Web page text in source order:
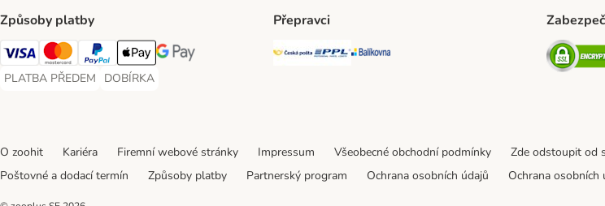
Způsoby platby
Visa Payment Method
Mastercard Payment Method
PayPal Payment Method
Apple pay Payment Method
GooglePay Payment Method
PLATBA PŘEDEM
PLATBA PŘEDEM Payment Method
DOBÍRKA
DOBÍRKA Payment Method
Přepravci
Česká pošta Shipping Method
PPL Shipping Method
Balíkovna Shipping Method
O zoohit Kariéra Firemní webové stránky Impressum Všeobecné obchodní podmínky Zde odstoupit od
Poštovné a dodací termín
Způsoby platby Partnerský program Ochrana osobních údajů Ochrana osobních